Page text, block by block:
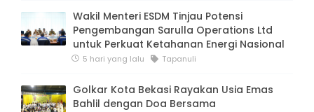
Wakil Menteri ESDM Tinjau Potensi
Pengembangan Sarulla Operations Ltd
untuk Perkuat Ketahanan Energi Nasional
5 hari yang lalu Tapanuli
Golkar Kota Bekasi Rayakan Usia Emas
Bahlil dengan Doa Bersama